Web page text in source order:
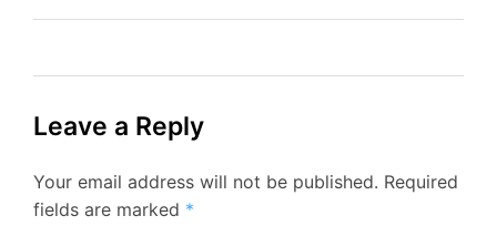
Leave a Reply
Your email address will not be published. Required
fields are marked *